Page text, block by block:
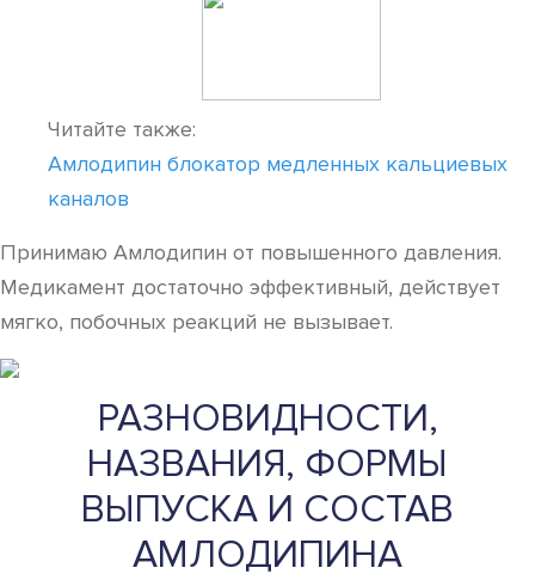
Читайте также:
Амлодипин блокатор медленных кальциевых
каналов
Принимаю Амлодипин от повышенного давления.
Медикамент достаточно эффективный, действует
мягко, побочных реакций не вызывает.
РАЗНОВИДНОСТИ,
НАЗВАНИЯ, ФОРМЫ
ВЫПУСКА И СОСТАВ
АМЛОДИПИНА